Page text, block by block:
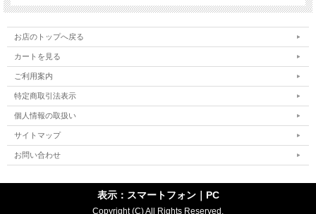
お店のトップへ戻る
カートを見る
ご利用案内
特定商取引法表示
個人情報の取扱い
サイトマップ
お問い合わせ
表示：スマートフォン｜ PC
Copyright (C) All Rights Reserved.